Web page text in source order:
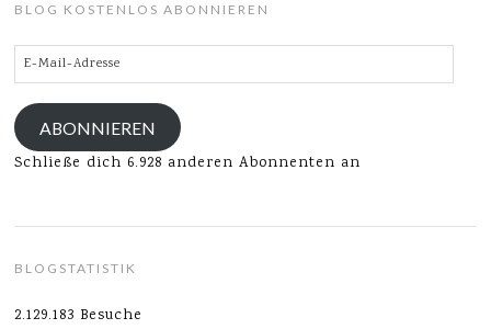
BLOG KOSTENLOS ABONNIEREN
E-
Mail-
Adresse
ABONNIEREN
Schließe dich 6.928 anderen Abonnenten an
BLOGSTATISTIK
2.129.183 Besuche